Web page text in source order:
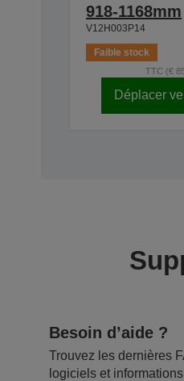
918-1168mm
V12H003P14
Faible stock
TTC (€
Déplacer
Besoin d’aide ?
Trouvez les dernières
logiciels et